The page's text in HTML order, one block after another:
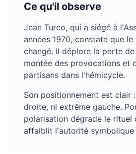
Ce qu'il observe
Jean Turco, qui a siégé à
années 1970, constate que le
changé. Il déplore la perte
montée des provocations et
partisans dans l'hémicycle.
Son positionnement est clair
droite, ni extrême gauche.
polarisation dégrade le rituel
affaiblit l'autorité symbolique